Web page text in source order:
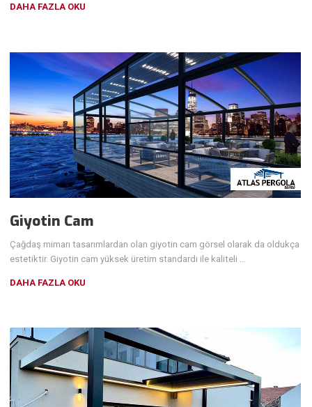
DAHA FAZLA OKU
Giyotin Cam
Çağdaş mimarı tasarımlardan olan giyotin cam görsel olarak da oldukça
estetiktir. Giyotin cam yüksek üretim standardı ile kaliteli …
DAHA FAZLA OKU